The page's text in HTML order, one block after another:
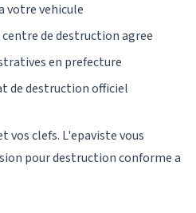
votre vehicule
de destruction agree
en prefecture
de destruction officiel
vos clefs. L'epaviste vous
pour destruction conforme a